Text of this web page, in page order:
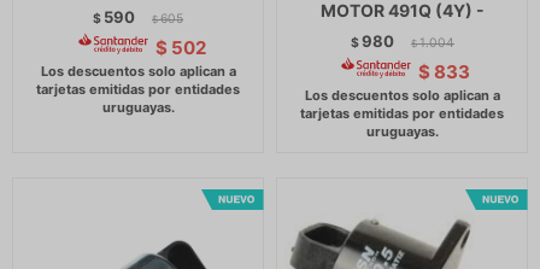
$ 590 $ 605
$ 502
MOTOR 491Q (4Y) -
$980 $ 1.004
$ 833